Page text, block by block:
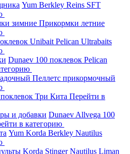
Yum Berkley Reins SFT
зимние Прикормки летние
Unibait Pelican Ultrabaits
Dunaev 100 поклевок Pelican
Пеллетс прикормочный
Три Кита Перейти в
и добавки Dunaev Allvega 100
в категорию
Yum Korda Berkley Nautilus
Korda StingerNautilus Liman